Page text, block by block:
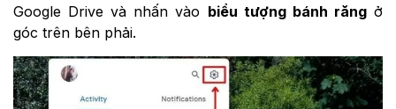
Google Drive và nhấn vào biểu tượng bánh răngở
góc trên bên phải.